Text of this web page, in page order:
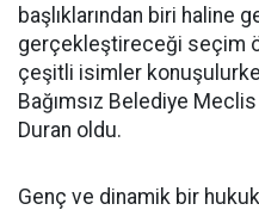
başlıklarından biri haline
gerçekleştireceği seçim
çeşitli isimler
Bağımsız Belediye
Duran oldu.
Genç ve dinamik bir